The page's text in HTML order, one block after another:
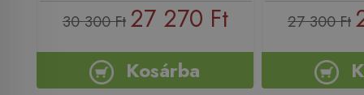
30 300 Ft 27 270 Ft
Kosárba
27 300 Ft